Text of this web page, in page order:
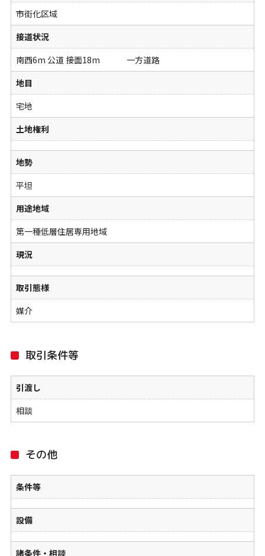
市街化区域
接道状況
南西6m 公道 接面18m 一方道路
地目
宅地
土地権利
地勢
平坦
用途地域
第一種低層住居専用地域
現況
取引態様
媒介
取引条件等
引渡し
相談
その他
条件等
設備
諸条件・相談